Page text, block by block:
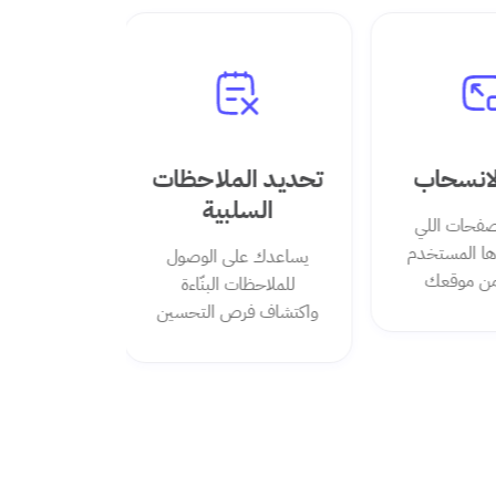
اللي
المستخدم
موقعك
تحديد الملاحظات
السلبية
يساعدك على الوصول
للملاحظات البنّاءة
واكتشاف فرص التحسين